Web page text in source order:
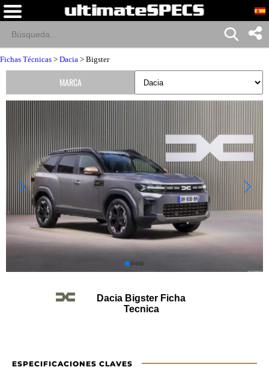
Fichas Técnicas > Dacia > Bigster
Dacia Bigster Ficha
Tecnica
ESPECIFICACIONES CLAVES
MARCA